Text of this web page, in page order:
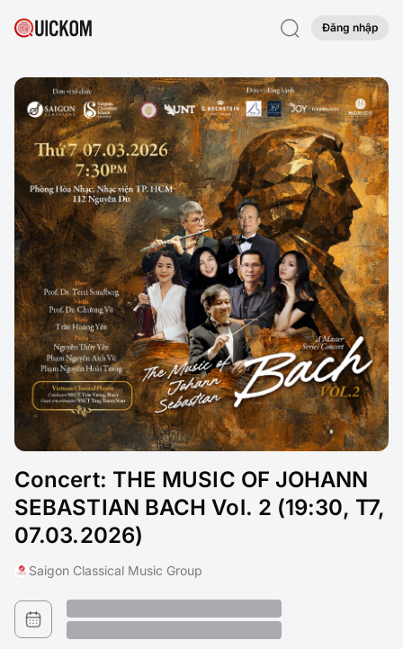
Đăng nhập
Concert: THE MUSIC OF JOHANN
SEBASTIAN BACH Vol. 2 (19:30, T7,
07.03.2026)
Saigon Classical Music Group